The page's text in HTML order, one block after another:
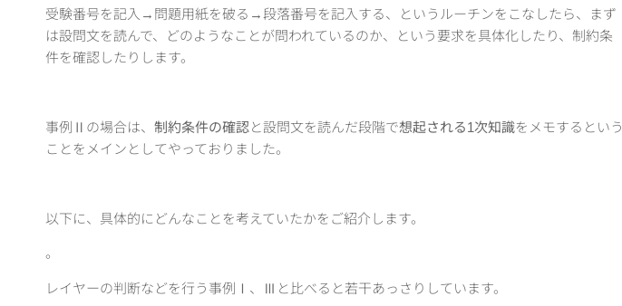
受験番号を記入→問題用紙を破る→段落番号を記入する、というルーチンをこなしたら、まず
は設問文を読んで、どのようなことが問われているのか、という要求を具体化したり、制約条
件を確認したりします。
事例Ⅱの場合は、 制約条件の確認と設問文を読んだ段階で想起される1次知識をメモするという
ことをメインとしてやっておりました。
以下に、具体的にどんなことを考えていたかをご紹介します。
。
レイヤーの判断などを行う事例Ⅰ、Ⅲと比べると若干あっさりしています。